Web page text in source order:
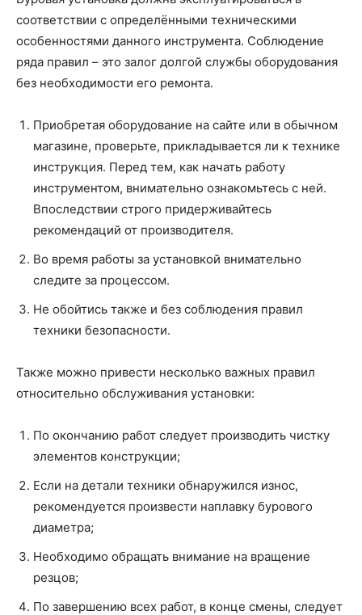
соответствии с определёнными техническими
особенностями данного инструмента. Соблюдение
ряда правил – это залог долгой службы оборудования
без необходимости его ремонта.
Приобретая оборудование на сайте или в обычном
магазине, проверьте, прикладывается ли к технике
инструкция. Перед тем, как начать работу
инструментом, внимательно ознакомьтесь с ней.
Впоследствии строго придерживайтесь
рекомендаций от производителя.
Во время работы за установкой внимательно
следите за процессом.
Не обойтись также и без соблюдения правил
техники безопасности.
Также можно привести несколько важных правил
относительно обслуживания установки:
По окончанию работ следует производить чистку
элементов конструкции;
Если на детали техники обнаружился износ,
рекомендуется произвести наплавку бурового
диаметра;
Необходимо обращать внимание на вращение
резцов;
По завершению всех работ, в конце смены, следует